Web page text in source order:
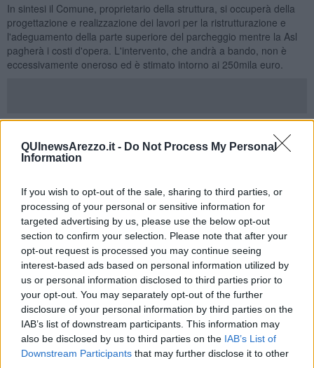
QUInewsArezzo.it - Do Not Process My Personal
Information
If you wish to opt-out of the sale, sharing to third parties, or
processing of your personal or sensitive information for
targeted advertising by us, please use the below opt-out
section to confirm your selection. Please note that after your
opt-out request is processed you may continue seeing
interest-based ads based on personal information utilized by
us or personal information disclosed to third parties prior to
your opt-out. You may separately opt-out of the further
disclosure of your personal information by third parties on the
IAB’s list of downstream participants. This information may
also be disclosed by us to third parties on the IAB’s List of
Downstream Participants that may further disclose it to other
In sintesi il Comune, proprietario della struttura, si occuperà della
progettazione e realizzazione dei lavori per la ristrutturazione e
l'adeguamento della parte superiore del parcheggio mentre la Asl
pagherà i costi d'opera. L'intervento, che andrà a bando, non è
eccessivamente oneroso ed è stimato intorno ai 250mila euro.
dovrebbe essere pienamente funzionante entro la fine dell'anno.
Una soluzione che, finalmente, animerà anche il parcheggio più
praticamente sempre liberi, che verranno messi a reddito grazie
proprio dalla Casa della Salute.
Gli interventi di rimodulazione della struttura saranno divisi in due
lotti: 300 metri quadrati ospiteranno il centro prelievi, altri 300 metri
quadrati verranno convertiti in ambulatori di medicina generale e di
pediatri di libera scelta.
Tra i principali artefici di questa operazione, oltre a sindaco e
direttore generale della Asl, anche il presidente dell'Atam, Bernardo
Mennini, il direttore del distretto sanitario Arezzo-Casentino-
Valtiberina, Evaristo Giglio e l'assessore Lucia Tanti.
Tra Ghinelli e D'Uro è emersa una ritrovata intesa, dopo le